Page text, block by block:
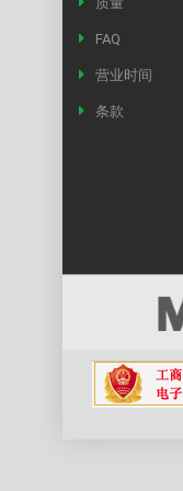
FAQ
营业时间
条款